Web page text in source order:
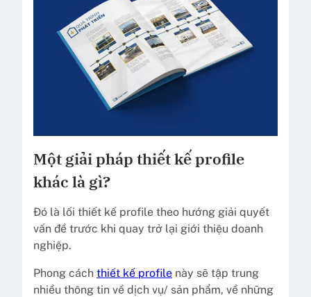
Một giải pháp thiết kế profile
khác là gì?
Đó là lối thiết kế profile theo hướng giải quyết
vấn đề trước khi quay trở lại giới thiệu doanh
nghiệp.
Phong cách thiết kế profile này sẽ tập trung
nhiều thông tin về dịch vụ/ sản phẩm, về những